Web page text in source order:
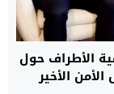
الأطراف حول
الأخير